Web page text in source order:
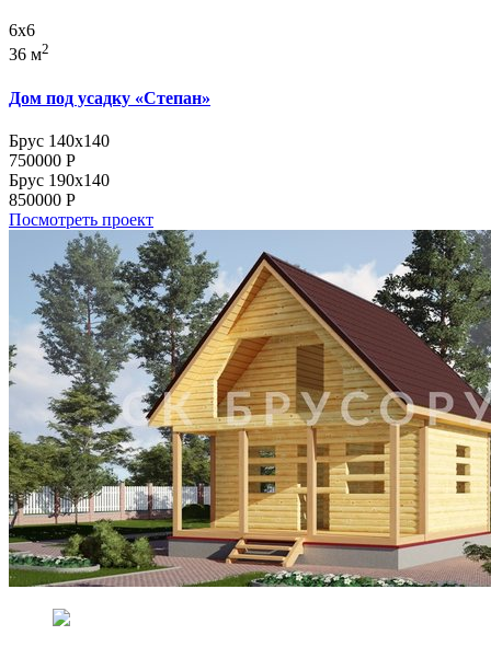
6x6
36 м2
Дом под усадку «Степан»
Брус 140x140
750000 Р
Брус 190x140
850000 Р
Посмотреть проект